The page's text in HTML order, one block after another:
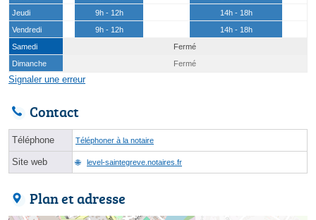
Jeudi
9h - 12h
14h - 18h
Vendredi
9h - 12h
14h - 18h
Samedi
Fermé
Dimanche
Fermé
Signaler une erreur
Contact
Téléphone Téléphoner à la notaire
Site web level-saintegreve.notaires.fr
Plan et adresse